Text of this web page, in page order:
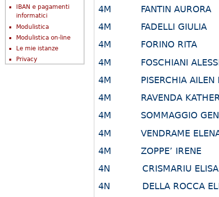
4M FANTIN AURORA
4M FADELLI GIULIA
4M FORINO RITA
4M FOSCHIANI
4M PISERCHIA AILEN
4M RAVENDA
4M SOMMAGGIO
4M VENDRAME
4M ZOPPE’ IRENE
4N CRISMARIU
4N DELLA ROCCA
IBAN e pagamenti
informatici
Modulistica
Modulistica on-line
Le mie istanze
Privacy